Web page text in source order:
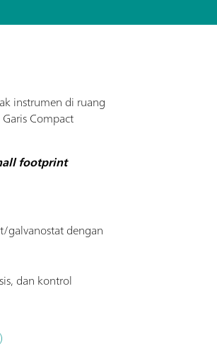
instrumen di ruang
Compact
footprint
dengan
dan kontrol